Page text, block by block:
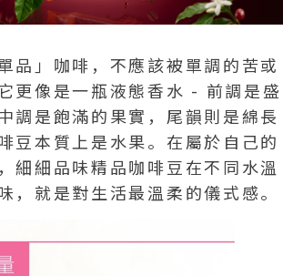
品」咖啡，不應該被單調的苦或
更像是一瓶液態香水 - 前調是盛
調是飽滿的果實，尾韻則是綿長
豆本質上是水果。在屬於自己的
細細品味精品咖啡豆在不同水溫
，就是對生活最溫柔的儀式感。